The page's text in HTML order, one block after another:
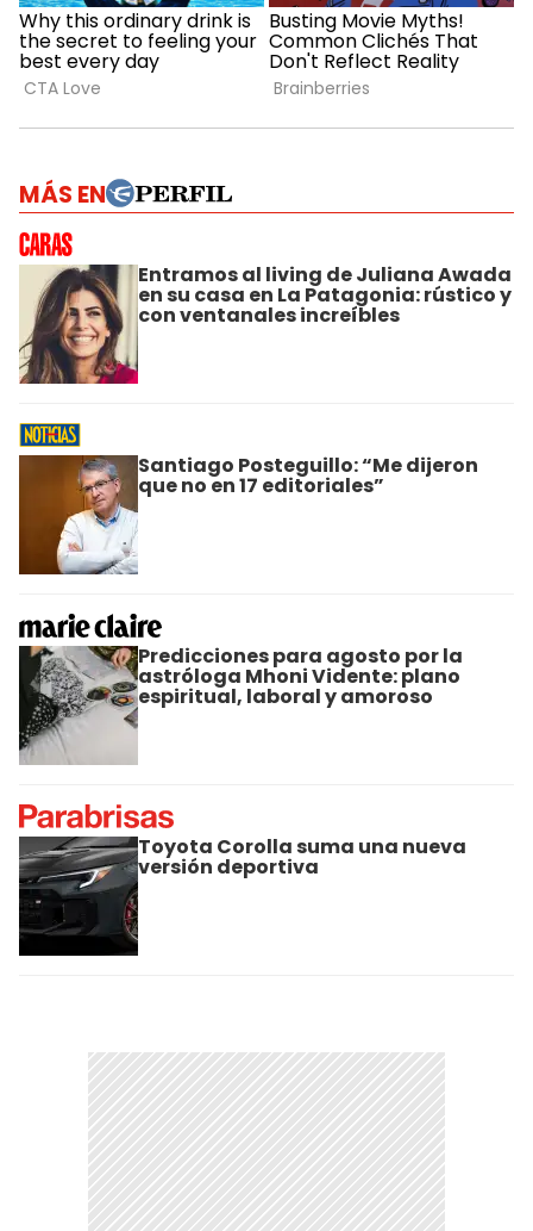
MÁS EN
Entramos al living de Juliana Awada
en su casa en La Patagonia: rústico y
con ventanales increíbles
Santiago Posteguillo: “Me dijeron
que no en 17 editoriales”
Predicciones para agosto por la
astróloga Mhoni Vidente: plano
espiritual, laboral y amoroso
Toyota Corolla suma una nueva
versión deportiva